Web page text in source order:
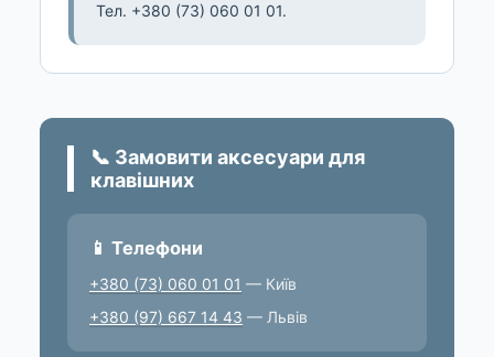
Тел. +380 (73) 060 01 01.
📞 Замовити аксесуари для
клавішних
📱 Телефони
+380 (73) 060 01 01 — Київ
+380 (97) 667 14 43 — Львів